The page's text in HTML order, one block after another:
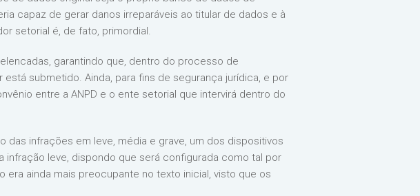
capaz de gerar danos irreparáveis ao titular de dados e à
setorial é, de fato, primordial.
garantindo que, dentro do processo de
submetido. Ainda, para fins de segurança jurídica, e por
entre a ANPD e o ente setorial que intervirá dentro do
infrações em leve, média e grave, um dos dispositivos
infração leve, dispondo que será configurada como tal por
ainda mais preocupante no texto inicial, visto que os